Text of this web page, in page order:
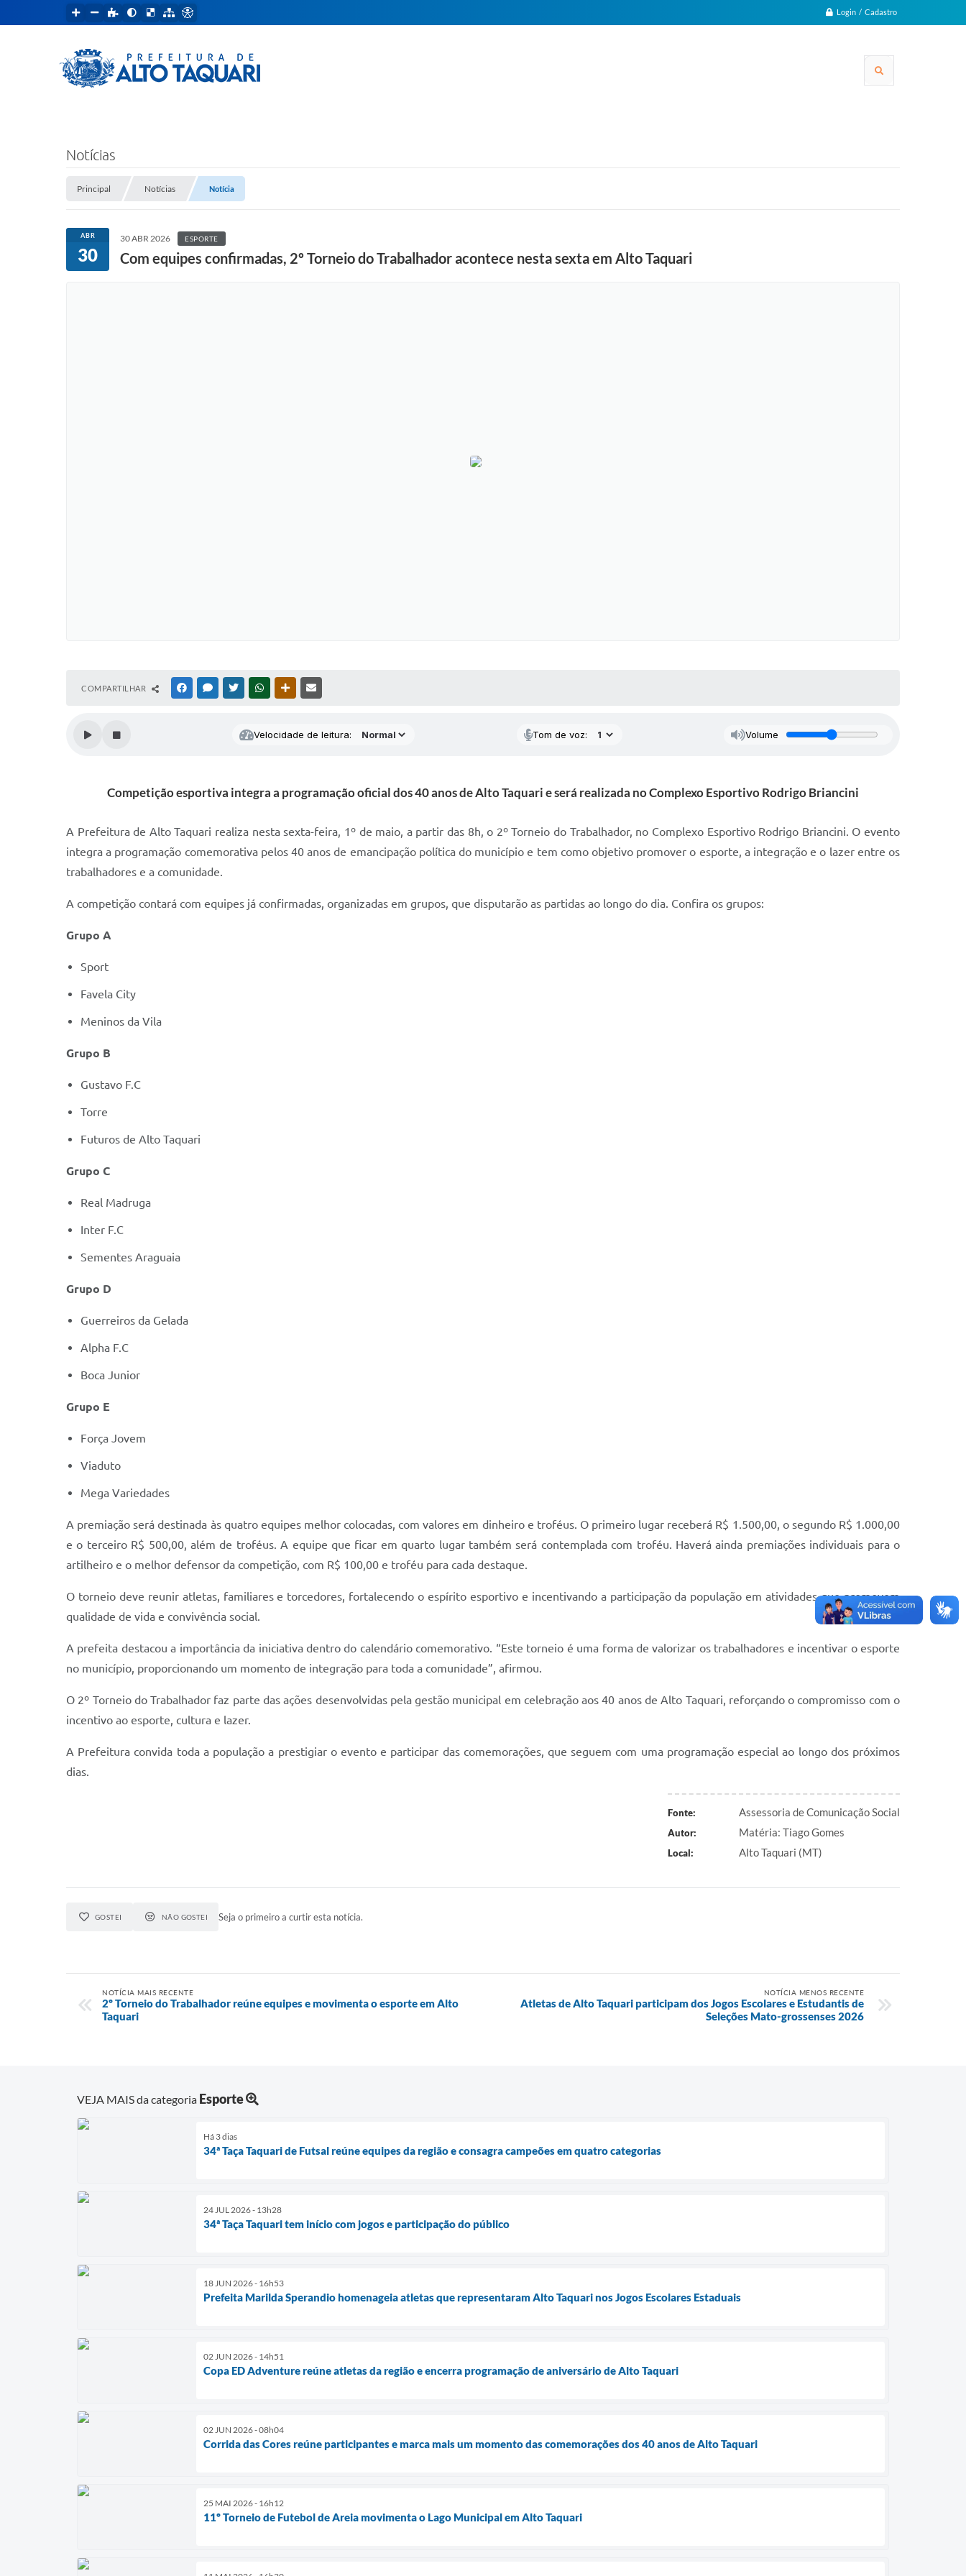
Login / Cadastro
Notícias
Principal Notícias Notícia
ABR
30
30 ABR 2026 ESPORTE
Com equipes confirmadas, 2º Torneio do Trabalhador acontece nesta sexta em Alto Taquari
COMPARTILHAR FACEBOOKMESSENGER
TWITTERWHATSAPPOUTRAS MÍDIAS
Velocidade de leitura: Tom de voz: Volume
Competição esportiva integra a programação oficial dos 40 anos de Alto Taquari e será realizada no Complexo Esportivo Rodrigo Briancini
A Prefeitura de Alto Taquari realiza nesta sexta-feira, 1º de maio, a partir das 8h, o 2º Torneio do Trabalhador, no Complexo Esportivo Rodrigo Briancini. O evento
integra a programação comemorativa pelos 40 anos de emancipação política do município e tem como objetivo promover o esporte, a integração e o lazer entre os
trabalhadores e a comunidade.
A competição contará com equipes já confirmadas, organizadas em grupos, que disputarão as partidas ao longo do dia. Confira os grupos:
Grupo A
Sport
Favela City
Meninos da Vila
Grupo B
Gustavo F.C
Torre
Futuros de Alto Taquari
Grupo C
Real Madruga
Inter F.C
Sementes Araguaia
Grupo D
Guerreiros da Gelada
Alpha F.C
Boca Junior
Grupo E
Força Jovem
Viaduto
Mega Variedades
A premiação será destinada às quatro equipes melhor colocadas, com valores em dinheiro e troféus. O primeiro lugar receberá R$ 1.500,00, o segundo R$ 1.000,00
e o terceiro R$ 500,00, além de troféus. A equipe que ficar em quarto lugar também será contemplada com troféu. Haverá ainda premiações individuais para o
artilheiro e o melhor defensor da competição, com R$ 100,00 e troféu para cada destaque.
O torneio deve reunir atletas, familiares e torcedores, fortalecendo o espírito esportivo e incentivando a participação da população em atividades que promovem
qualidade de vida e convivência social.
A prefeita destacou a importância da iniciativa dentro do calendário comemorativo. “Este torneio é uma forma de valorizar os trabalhadores e incentivar o esporte
no município, proporcionando um momento de integração para toda a comunidade”, afirmou.
O 2º Torneio do Trabalhador faz parte das ações desenvolvidas pela gestão municipal em celebração aos 40 anos de Alto Taquari, reforçando o compromisso com o
incentivo ao esporte, cultura e lazer.
A Prefeitura convida toda a população a prestigiar o evento e participar das comemorações, que seguem com uma programação especial ao longo dos próximos
dias.
Fonte: Assessoria de Comunicação Social
Autor: Matéria: Tiago Gomes
Local: Alto Taquari (MT)
GOSTEI NÃO GOSTEI Seja o primeiro a curtir esta notícia.
NOTÍCIA MAIS RECENTE
2º Torneio do Trabalhador reúne equipes e movimenta o esporte em Alto
Taquari
NOTÍCIA MENOS RECENTE
Atletas de Alto Taquari participam dos Jogos Escolares e Estudantis de
Seleções Mato-grossenses 2026
VEJA MAIS da categoria Esporte
Há 3 dias
34ª Taça Taquari de Futsal reúne equipes da região e consagra campeões em quatro categorias
24 JUL 2026 - 13h28
34ª Taça Taquari tem início com jogos e participação do público
18 JUN 2026 - 16h53
Prefeita Marilda Sperandio homenageia atletas que representaram Alto Taquari nos Jogos Escolares Estaduais
02 JUN 2026 - 14h51
Copa ED Adventure reúne atletas da região e encerra programação de aniversário de Alto Taquari
02 JUN 2026 - 08h04
Corrida das Cores reúne participantes e marca mais um momento das comemorações dos 40 anos de Alto Taquari
25 MAI 2026 - 16h12
11º Torneio de Futebol de Areia movimenta o Lago Municipal em Alto Taquari